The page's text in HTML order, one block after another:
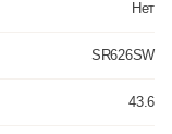
Нет
SR626SW
43.6